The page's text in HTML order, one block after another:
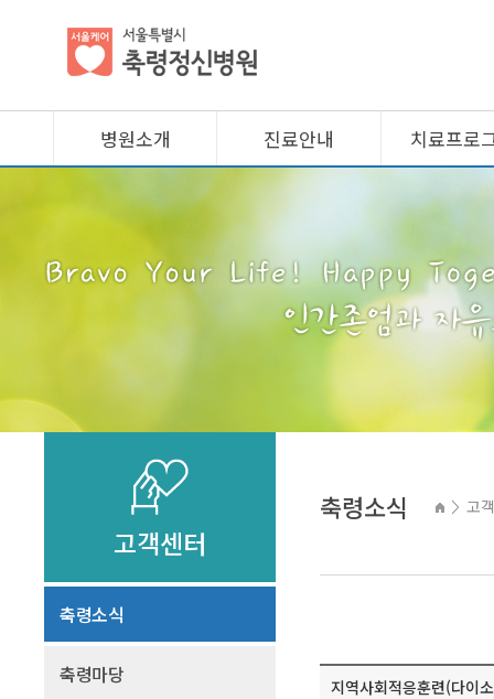
병원소개 진료안내 치료프로
고객센터
축령소식
축령마당
축령소식 > 고
지역사회적응훈련(다이